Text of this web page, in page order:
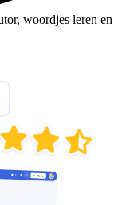
woordjes leren en